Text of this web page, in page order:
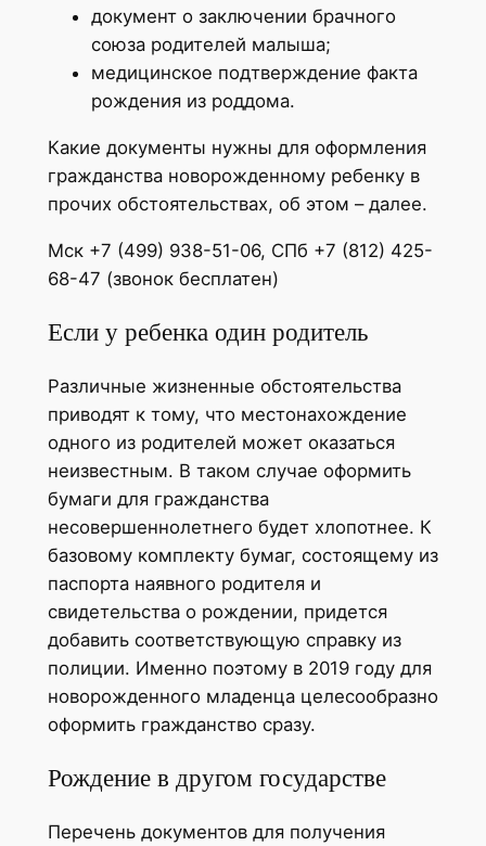
документ о заключении брачного
союза родителей малыша;
медицинское подтверждение факта
рождения из роддома.
Какие документы нужны для оформления
гражданства новорожденному ребенку в
прочих обстоятельствах, об этом – далее.
Мск +7 (499) 938-51-06, СПб +7 (812) 425-
68-47 (звонок бесплатен)
Если у ребенка один родитель
Различные жизненные обстоятельства
приводят к тому, что местонахождение
одного из родителей может оказаться
неизвестным. В таком случае оформить
бумаги для гражданства
несовершеннолетнего будет хлопотнее. К
базовому комплекту бумаг, состоящему из
паспорта наявного родителя и
свидетельства о рождении, придется
добавить соответствующую справку из
полиции. Именно поэтому в 2019 году для
новорожденного младенца целесообразно
оформить гражданство сразу.
Рождение в другом государстве
Перечень документов для получения